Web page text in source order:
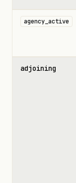
agency_active
adjoining